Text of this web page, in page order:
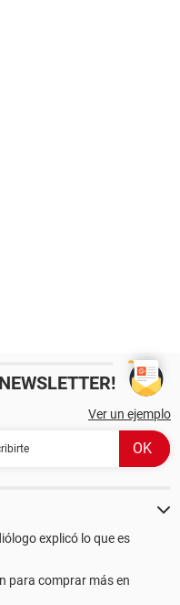
Ver un ejemplo
explicó lo que es
para comprar más en